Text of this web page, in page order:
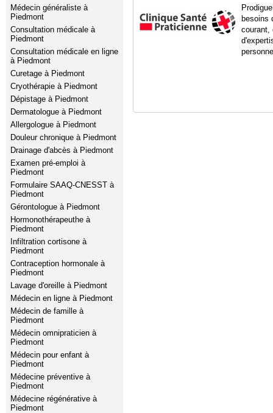
Médecin généraliste à
Piedmont
Consultation médicale à
Piedmont
Consultation médicale en ligne
à Piedmont
Curetage à Piedmont
Cryothérapie à Piedmont
Dépistage à Piedmont
Dermatologue à Piedmont
Allergologue à Piedmont
Douleur chronique à Piedmont
Drainage d'abcès à Piedmont
Examen pré-emploi à
Piedmont
Formulaire SAAQ-CNESST à
Piedmont
Gérontologue à Piedmont
Hormonothérapeuthe à
Piedmont
Infiltration cortisone à
Piedmont
Contraception hormonale à
Piedmont
Lavage d'oreille à Piedmont
Médecin en ligne à Piedmont
Médecin de famille à
Piedmont
Médecin omnipraticien à
Piedmont
Médecin pour enfant à
Piedmont
Médecine préventive à
Piedmont
Médecine régénérative à
Piedmont
besoins
courant,